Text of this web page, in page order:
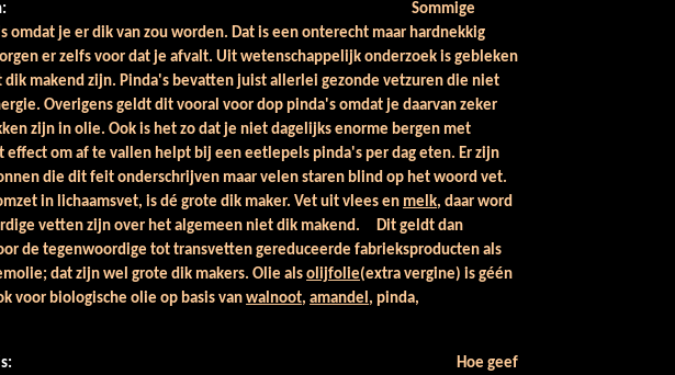
Sommige
omdat je er dik van zou worden. Dat is een onterecht maar hardnekkig
er zelfs voor dat je afvalt. Uit wetenschappelijk onderzoek is gebleken
makend zijn. Pinda's bevatten juist allerlei gezonde vetzuren die niet
Overigens geldt dit vooral voor dop pinda's omdat je daarvan zeker
zijn in olie. Ook is het zo dat je niet dagelijks enorme bergen met
effect om af te vallen helpt bij een eetlepels pinda's per dag eten. Er zijn
die dit feit onderschrijven maar velen staren blind op het woord vet.
in lichaamsvet, is dé grote dik maker. Vet uit vlees en melk, daar word
vetten zijn over het algemeen niet dik makend. Dit geldt dan
de tegenwoordige tot transvetten gereduceerde fabrieksproducten als
dat zijn wel grote dik makers. Olie alsolijfolie(extra vergine) is géén
voor biologische olie op basis vanwalnoot,amandel, pinda,
Hoe geef